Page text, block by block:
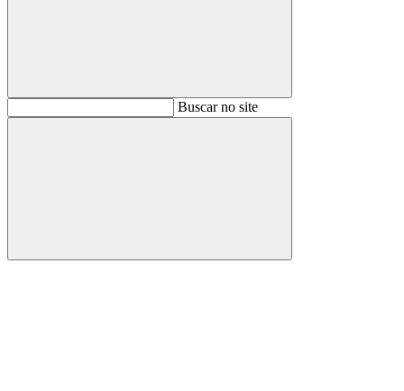
BuscarBuscar no site
Buscar